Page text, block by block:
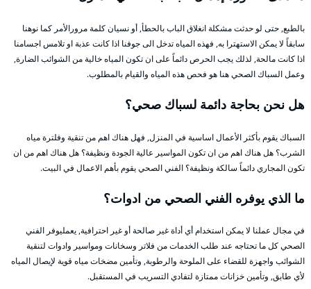
بالطبع, حتى لو حدثت مشكلة انغلاق الباب بالحطأ, أو نسيان كلمة مرورالأمر كما نوهنا
سابقاً لا يمكن الاستهترا به, فهذه المياه تدخل الى جوفنا اذا كانت عذبة او تلامس اجسامنا
اذا كانت مالحة, لذلك يجب الحرص دائماً على ان تكون المياه خالية من الشوائب الضارة,
وعمل السباك الصحي هنا هو فحص هذه المياه والقيام بالمطلوب.
هل نحن بحاجة دائمة لسباك صحي؟
السباك يقوم بأكثر الأعمال اساسية في المنزل, فهل هناك اهم من تنقية وفلترة مياه
الشرب؟ هل هناك اهم من ان تكون المواسير عالية الجودة ونظيفة؟ هل هناك اهم من ان
تكون المجاري دائماً سالكة ونظيفة؟ الفني الصحي يقوم بأهم الاعمال في البيت.
ما الذي يوفره الفني الصحي من ادوات؟
في مجال عملنا لا يمكن استخدام أي أداة غير صالحة أو غير احترافية, يعمليوفر الفني
الصحي كل ما تحتاجه عند طلب الخدمات من فلاتر وسخانات ومواسير وادوات لتنقية
الشوائب واجهزة للقضاء على الملوحة والرطوبة, وتأمين مضخات مياه قوية لإيصال المياه
لأي طابق, وتأمين خزانات ممتازة لتفادي التسريب في المستقبل.